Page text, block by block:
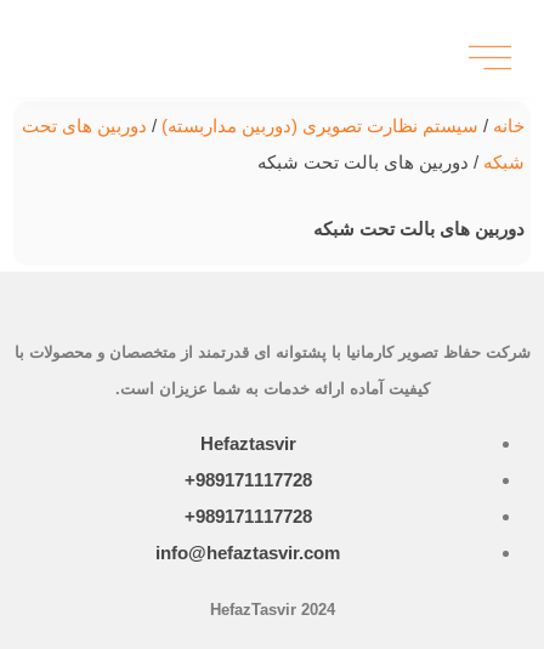
خانه / سیستم نظارت تصویری (دوربین مداربسته) / دوربین های تحت
شبکه / دوربین های بالت تحت شبکه
دوربین های بالت تحت شبکه
شرکت حفاظ تصویر کارمانیا با پشتوانه ای قدرتمند از متخصصان و محصولات با
کیفیت آماده ارائه خدمات به شما عزیزان است.
Hefaztasvir
989171117728+
989171117728+
info@hefaztasvir.com
HefazTasvir 2024